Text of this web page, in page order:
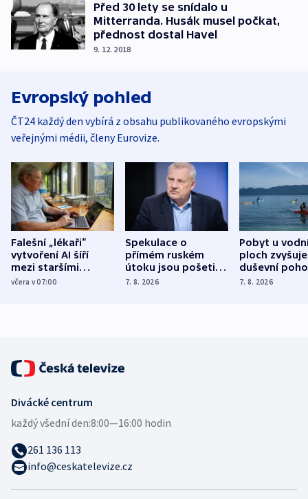
Před 30 lety se snídalo u
Mitterranda. Husák musel počkat,
přednost dostal Havel
9. 12. 2018
Evropský pohled
ČT24 každý den vybírá z obsahu publikovaného evropskými
veřejnými médii, členy Eurovize.
Falešní „lékaři“
vytvoření AI šíří
mezi staršími
Poláky nebezpečné
včera v 07:00
Spekulace o
přímém ruském
útoku jsou pošetilé,
míní estonský
7. 8. 2026
Pobyt u
ploch zvyšuje
duševní
ukázala
7. 8. 2026
Divácké centrum
každý všední den:8:00—16:00 hodin
261 136 113
info@ceskatelevize.cz